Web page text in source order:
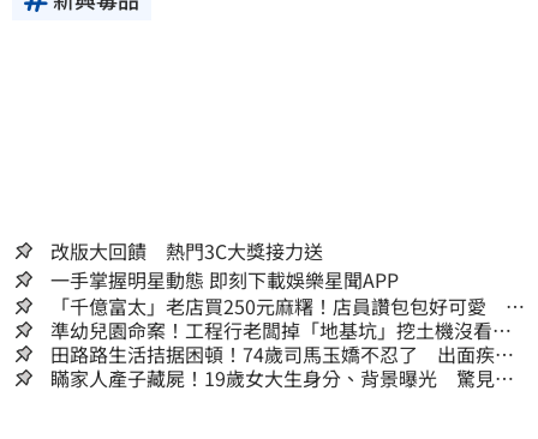
改版大回饋 熱門3C大獎接力送
一手掌握明星動態 即刻下載娛樂星聞APP
「千億富太」老店買250元麻糬！店員讚包包好可愛 笑
回：我自己做的
準幼兒園命案！工程行老闆掉「地基坑」挖土機沒看
到…下土石活埋他
田路路生活拮据困頓！74歲司馬玉嬌不忍了 出面疾呼1
事
瞞家人產子藏屍！19歲女大生身分、背景曝光 驚見